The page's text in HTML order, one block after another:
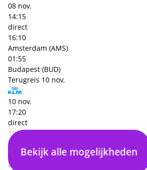
08 nov.
14:15
direct
16:10
Amsterdam (AMS)
01:55
Budapest (BUD)
Terugreis 10 nov.
10 nov.
17:20
direct
19:30
Budapest (BUD)
02:10
Amsterdam (AMS)
Bekijk alle mogelijkheden